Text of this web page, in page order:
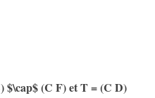
$\cap$ (C F) et T = (C D)